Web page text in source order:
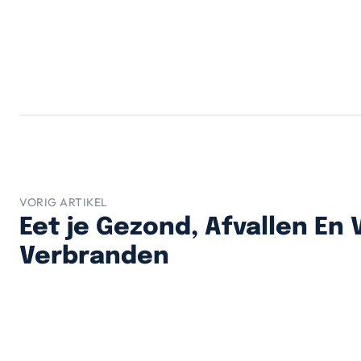
VORIG ARTIKEL
Eet je Gezond, Afvallen En
Verbranden